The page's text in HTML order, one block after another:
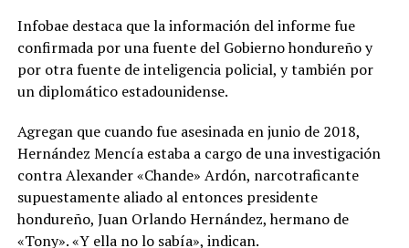
Infobae destaca que la información del informe fue
confirmada por una fuente del Gobierno hondureño y
por otra fuente de inteligencia policial, y también por
un diplomático estadounidense.
Agregan que cuando fue asesinada en junio de 2018,
Hernández Mencía estaba a cargo de una investigación
contra Alexander «Chande» Ardón, narcotraficante
supuestamente aliado al entonces presidente
hondureño, Juan Orlando Hernández, hermano de
«Tony». «Y ella no lo sabía», indican.